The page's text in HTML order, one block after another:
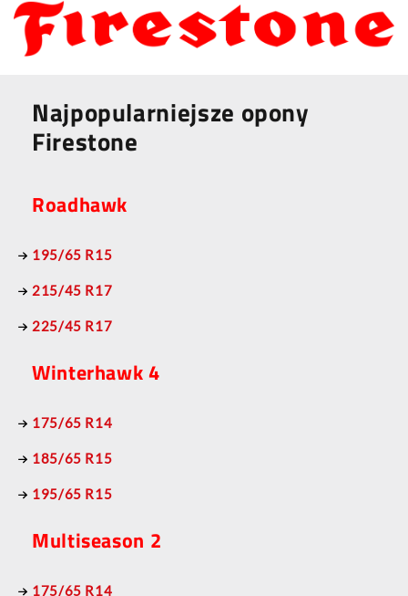
Najpopularniejsze opony
Firestone
Roadhawk
195/65 R15
215/45 R17
225/45 R17
Winterhawk 4
175/65 R14
185/65 R15
195/65 R15
Multiseason 2
175/65 R14